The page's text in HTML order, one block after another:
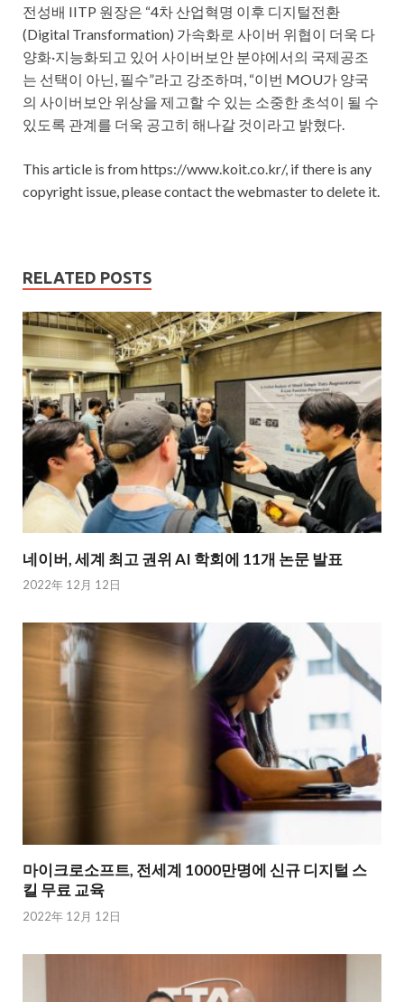
전성배 IITP 원장은 “4차 산업혁명 이후 디지털전환
(Digital Transformation) 가속화로 사이버 위협이 더욱 다
양화·지능화되고 있어 사이버보안 분야에서의 국제공조
는 선택이 아닌, 필수”라고 강조하며, “이번 MOU가 양국
의 사이버보안 위상을 제고할 수 있는 소중한 초석이 될 수
있도록 관계를 더욱 공고히 해나갈 것이라고 밝혔다.
This article is from https://www.koit.co.kr/, if there is any
copyright issue, please contact the webmaster to delete it.
RELATED POSTS
네이버, 세계 최고 권위 AI 학회에 11개 논문 발표
2022年 12月 12日
마이크로소프트, 전세계 1000만명에 신규 디지털 스
킬 무료 교육
2022年 12月 12日